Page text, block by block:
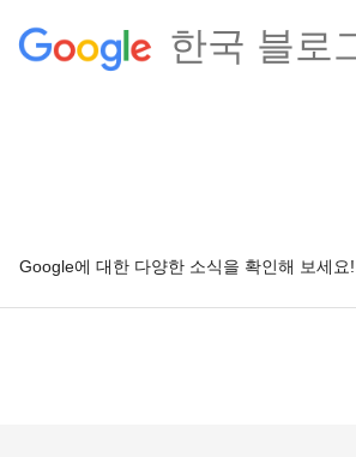
한국 블로
Google에 대한 다양한 소식을 확인해 보세요!